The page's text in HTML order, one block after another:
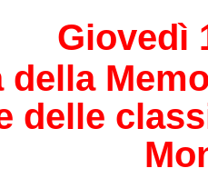
Giovedì
della
delle